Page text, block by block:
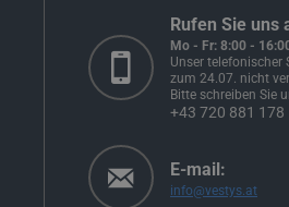
Rufen Sie uns
Mo - Fr: 8:00 -
Unser telefonischer
zum 24.07. nicht
Bitte schreiben Sie
+43 720 881 178
E-mail:
info@vestys.at